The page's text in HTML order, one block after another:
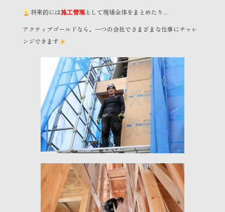
将来的には施工管理として現場全体をまとめたり…
アクティブゴールドなら、一つの会社でさまざまな仕事にチャレ
ンジできます